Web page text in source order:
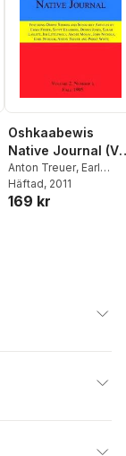
Oshkaabewis
Native Journal
2, No. 1)
Anton Treuer, Earl
(Otchingwanigan)
Nyholm,
Häftad, 2011
169 kr